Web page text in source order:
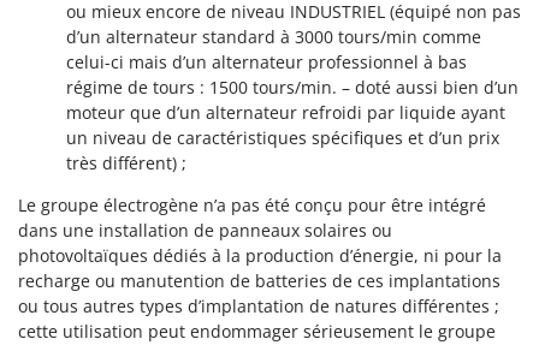
ou mieux encore de niveau INDUSTRIEL (équipé non pas
d’un alternateur standard à 3000 tours/min comme
celui-ci mais d’un alternateur professionnel à bas
régime de tours : 1500 tours/min. – doté aussi bien d’un
moteur que d’un alternateur refroidi par liquide ayant
un niveau de caractéristiques spécifiques et d’un prix
très différent) ;
Le groupe électrogène n’a pas été conçu pour être intégré
dans une installation de panneaux solaires ou
photovoltaïques dédiés à la production d’énergie, ni pour la
recharge ou manutention de batteries de ces implantations
ou tous autres types d’implantation de natures différentes ;
cette utilisation peut endommager sérieusement le groupe